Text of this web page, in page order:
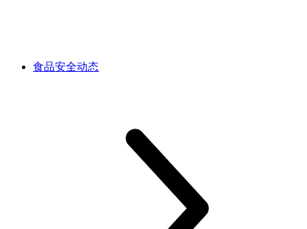
食品安全动态